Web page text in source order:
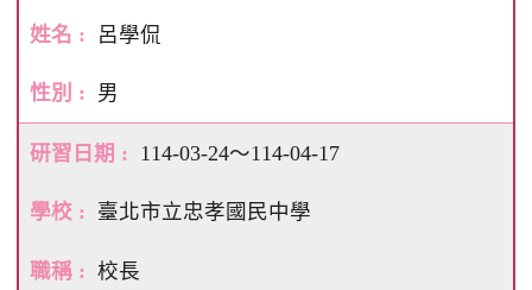
呂學侃
男
114-03-24～114-04-17
臺北市立忠孝國民中學
校長